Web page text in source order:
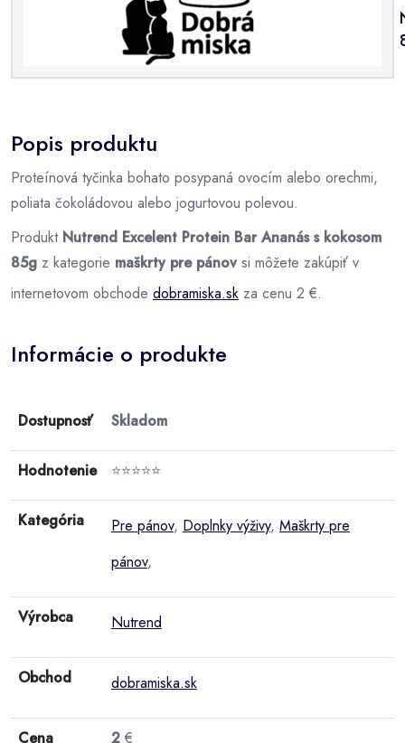
Popis produktu
Proteínová tyčinka bohato posypaná ovocím alebo orechmi,
poliata čokoládovou alebo jogurtovou polevou.
Produkt Nutrend Excelent Protein Bar Ananás s kokosom
85g z kategorie maškrty pre pánovsi môžete zakúpiť v
internetovom obchode dobramiska.sk za cenu 2 €.
Informácie o produkte
Dostupnosť Skladom
Hodnotenie ⭐⭐⭐⭐⭐
Kategória Pre pánov, Doplnky výživy, Maškrty pre
pánov,
Výrobca Nutrend
Obchod dobramiska.sk
Cena 2 €